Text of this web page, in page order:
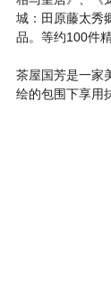
城：田原藤太秀
品。等约100件
茶屋国芳是一家
绘的包围下享用